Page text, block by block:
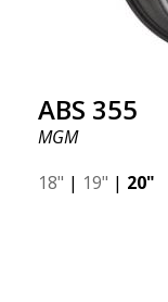
ABS 355
MGM
18" | 19" | 20"